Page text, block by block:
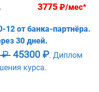
3775₽/мес*
12 от банка-партнёра.
30 дней.
₽45300 ₽. Диплом
курса.